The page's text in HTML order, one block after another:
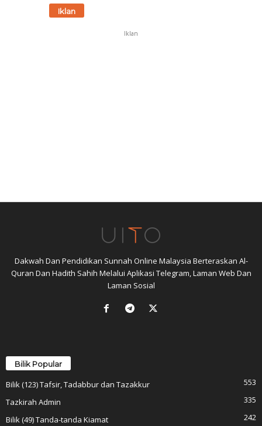
Iklan
Iklan
Dakwah Dan Pendidikan Sunnah Online Malaysia Berteraskan Al-
Quran Dan Hadith Sahih Melalui Aplikasi Telegram, Laman Web Dan
Laman Sosial
Bilik Popular
Bilik (123) Tafsir, Tadabbur dan Tazakkur
553
Tazkirah Admin
335
Bilik (49) Tanda-tanda Kiamat
242